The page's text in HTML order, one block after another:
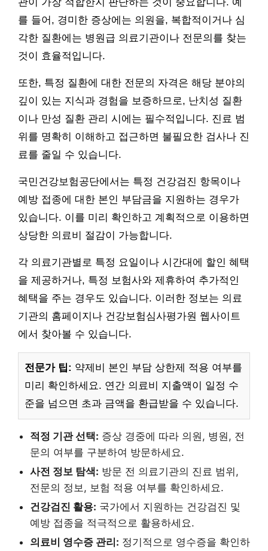
관이 가장 적합한지 판단하는 것이 중요합니다. 예
를 들어, 경미한 증상에는 의원을, 복합적이거나 심
각한 질환에는 병원급 의료기관이나 전문의를 찾는
것이 효율적입니다.
또한, 특정 질환에 대한 전문의 자격은 해당 분야의
깊이 있는 지식과 경험을 보증하므로, 난치성 질환
이나 만성 질환 관리 시에는 필수적입니다. 진료 범
위를 명확히 이해하고 접근하면 불필요한 검사나 진
료를 줄일 수 있습니다.
국민건강보험공단에서는 특정 건강검진 항목이나
예방 접종에 대한 본인 부담금을 지원하는 경우가
있습니다. 이를 미리 확인하고 계획적으로 이용하면
상당한 의료비 절감이 가능합니다.
각 의료기관별로 특정 요일이나 시간대에 할인 혜택
을 제공하거나, 특정 보험사와 제휴하여 추가적인
혜택을 주는 경우도 있습니다. 이러한 정보는 의료
기관의 홈페이지나 건강보험심사평가원 웹사이트
에서 찾아볼 수 있습니다.
전문가 팁: 약제비 본인 부담 상한제 적용 여부를
미리 확인하세요. 연간 의료비 지출액이 일정 수
준을 넘으면 초과 금액을 환급받을 수 있습니다.
적정 기관 선택: 증상 경중에 따라 의원, 병원, 전
문의 여부를 구분하여 방문하세요.
사전 정보 탐색: 방문 전 의료기관의 진료 범위,
전문의 정보, 보험 적용 여부를 확인하세요.
건강검진 활용: 국가에서 지원하는 건강검진 및
예방 접종을 적극적으로 활용하세요.
의료비 영수증 관리: 정기적으로 영수증을 확인하